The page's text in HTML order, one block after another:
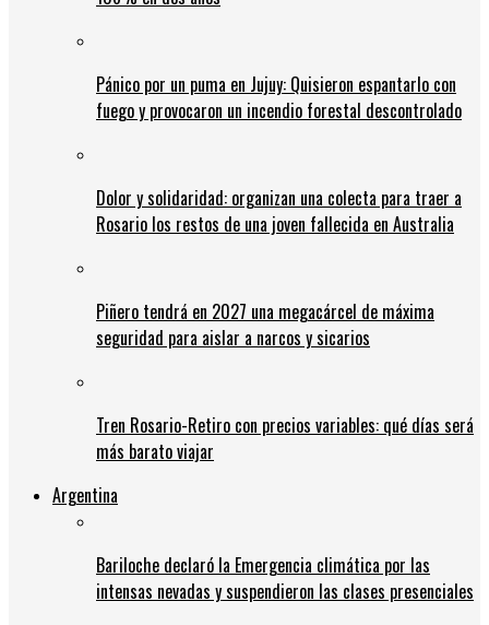
Pánico por un puma en Jujuy: Quisieron espantarlo con
fuego y provocaron un incendio forestal descontrolado
Dolor y solidaridad: organizan una colecta para traer a
Rosario los restos de una joven fallecida en Australia
Piñero tendrá en 2027 una megacárcel de máxima
seguridad para aislar a narcos y sicarios
Tren Rosario-Retiro con precios variables: qué días será
más barato viajar
Argentina
Bariloche declaró la Emergencia climática por las
intensas nevadas y suspendieron las clases presenciales